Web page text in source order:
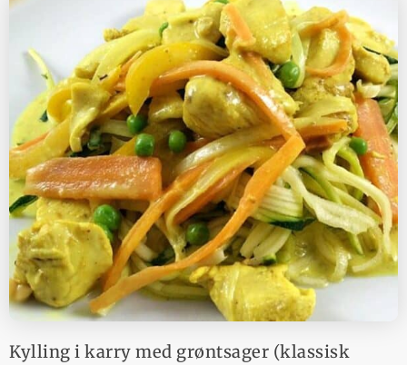
Kylling i karry med grøntsager (klassisk